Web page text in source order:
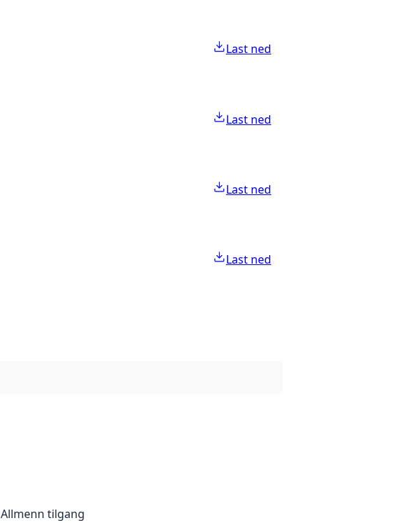
Last ned
Last ned
Last ned
Last ned
Allmenn tilgang